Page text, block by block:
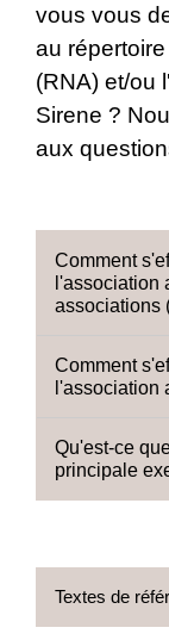
vous vous
au
(RNA) et/ou
Sirene ?
aux
Comment
l'association
associations
Comment
l'association
Qu'est-ce
principale
Textes de